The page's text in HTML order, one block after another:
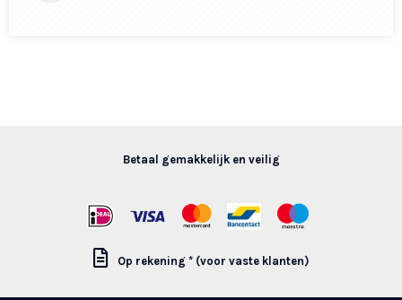
Betaal gemakkelijk en veilig
Op rekening * (voor vaste klanten)